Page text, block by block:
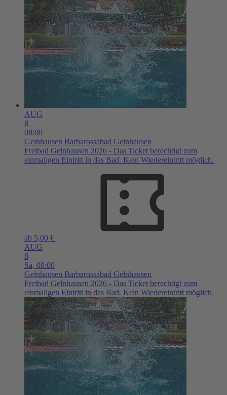
AUG
8
08:00
Gelnhausen Barbarossabad Gelnhausen
Freibad Gelnhausen 2026 - Das Ticket berechtigt zum
einmaligen Eintritt in das Bad. Kein Wiedereintritt möglich.
ab 5,00 €
AUG
8
Sa, 08:00
Gelnhausen Barbarossabad Gelnhausen
Freibad Gelnhausen 2026 - Das Ticket berechtigt zum
einmaligen Eintritt in das Bad. Kein Wiedereintritt möglich.